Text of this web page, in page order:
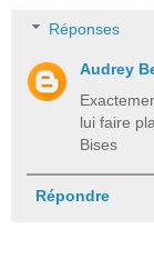
Réponses
Audrey
lui faire
Bises
Répondre